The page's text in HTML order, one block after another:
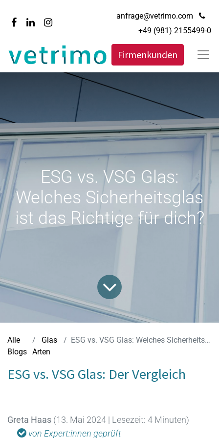
anfrage@vetrimo.com
+49 (981) 2155499-0
Firmenkunden
ESG vs. VSG Glas:
Welches Sicherheitsglas
ist das Richtige für dich?
Alle
Blogs
Glas
Arten
ESG vs. VSG Glas: Welches Sicherheitsglas ist das Richtige für dich?
ESG vs. VSG Glas: Der Vergleich
Greta Haas (13. Mai 2024 | Lesezeit: 4 Minuten)
von Expert:innen geprüft